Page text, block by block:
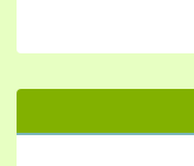
右邊區域內容